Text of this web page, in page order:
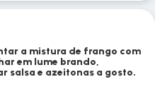
a mistura de frango com
em lume brando,
salsa e azeitonas a gosto.